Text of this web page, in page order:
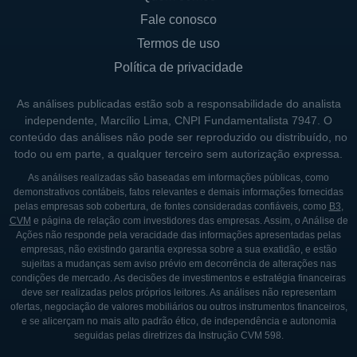
receita estável em um setor que
demonstra demanda constante.
MODELO DE RECEITA
A SVC gera receita principalmente por meio
da locação de suas propriedades. Os
imóveis são alugados para operadoras de
que pagam aluguéis regulares com base em
contratos de longo prazo. Isso cria um fluxo
de caixa consistente, que é um dos
principais atrativos para os investidores no
setor de REITs.
Esses contratos de locação são projetados
para durar vários anos, oferecendo a SVC
Fale conosco
Termos de uso
Política de privacidade
As análises publicadas estão sob a responsabilidade do analista
independente, Marcílio Lima, CNPI Fundamentalista 7947. O
conteúdo das análises não pode ser reproduzido ou distribuído, no
todo ou em parte, a qualquer terceiro sem autorização expressa.
As análises realizadas são baseadas em informações públicas, como
demonstrativos contábeis, fatos relevantes e demais informações fornecidas
pelas empresas sob cobertura, de fontes consideradas confiáveis, como B3,
CVM e página de relação com investidores das empresas. Assim, o Análise de
Ações não responde pela veracidade das informações apresentadas pelas
empresas, não existindo garantia expressa sobre a sua exatidão, e estão
sujeitas a mudanças sem aviso prévio em decorrência de alterações nas
condições de mercado. As decisões de investimentos e estratégia financeiras
deve ser realizadas pelos próprios leitores. As análises não representam
ofertas, negociação de valores mobiliários ou outros instrumentos financeiros,
e se alicerçam no mais alto padrão ético, de independência e autonomia
seguidas pelas diretrizes da Instrução CVM 598.